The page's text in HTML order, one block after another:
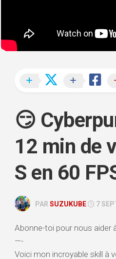
😏
12 min de
S en 60
PAR SUZUKUBE 7
Abonne-toi pour nous aider
—-
Voici mon incroyable skill à